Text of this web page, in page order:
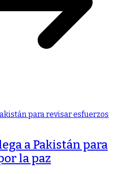
a Pakistán para
la paz